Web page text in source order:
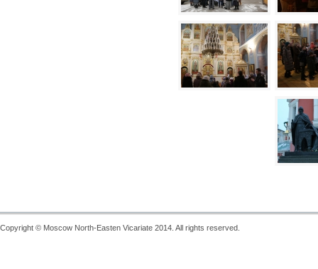
Copyright © Moscow North-Easten Vicariate 2014. All rights reserved.